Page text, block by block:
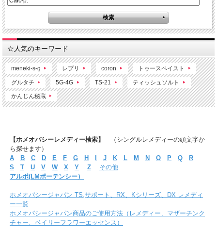
☆人気のキーワード
meneki-s-g レプリ coron トゥースペイスト
グルタチ 5G-4G TS-21 ティッシュソルト
かんじん秘蔵
【ホメオパシーレメディー検索】
（シングルレメディーの頭文字か
ら探せます）
A
B C D E F G H J K L M N O P Q
R
S
T U V W X Y Z
その他
アルポ(LMポーテンシー）
ホメオパシージャパン TS,サポート、RX、Kシリーズ、DX レメディ
ー一覧
ホメオパシージャパン商品のご使用方法（レメディー、マザーチンク
チャー、ベイリーフラワーエッセンス）